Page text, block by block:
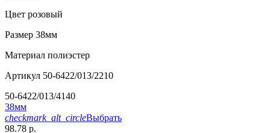
Цвет розовый
Размер 38мм
Материал полиэстер
Артикул 50-6422/013/2210
50-6422/013/4140
38мм
checkmark_alt_circleВыбрать
98.78 р.